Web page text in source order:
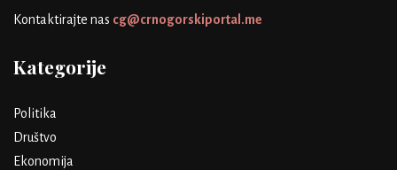
Kontaktirajte nas cg@crnogorskiportal.me
Kategorije
Politika
Društvo
Ekonomija